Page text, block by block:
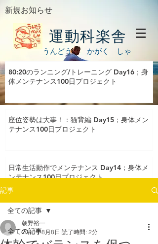
新規お知らせ
運動科楽舎
うんどう かがく しゃ
80:20のランニング/トレーニング Day16；身
体メンテナンス100日プロジェクト
座位姿勢は大事！：猫背編 Day15；身体メン
テナンス100日プロジェクト
日常生活動作でメンテナンス Day14；身体メ
ンテナンス100日プロジェクト
記事
全ての記事
全ての記事
朝野裕一
2018年8月8日 読了時間: 2分